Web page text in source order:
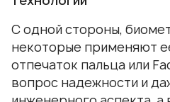
С одной стороны,
некоторые применяют
отпечаток пальца или
вопрос надежности и